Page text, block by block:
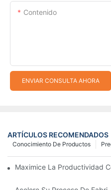
Contenido
ENVIAR CONSULTA AHORA
ARTÍCULOS RECOMENDADOS
Conocimiento De Productos
Maximice La Productividad